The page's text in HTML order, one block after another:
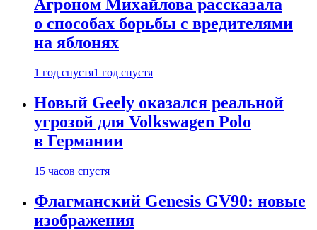
Агроном Михайлова рассказала
о способах борьбы с вредителями
на яблонях
1 год спустя1 год спустя
Новый Geely оказался реальной
угрозой для Volkswagen Polo
в Германии
15 часов спустя
Флагманский Genesis GV90: новые
изображения